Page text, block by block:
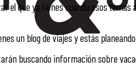
el que ya tienes cuando esos temas
un blog de viajes y estás
buscando información sobre